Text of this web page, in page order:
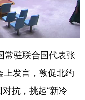
化 数字经济
龄 溯源中国
悦读
网 上市公司
驻联合国代表张
发言，敦促北约
抗，挑起“新冷